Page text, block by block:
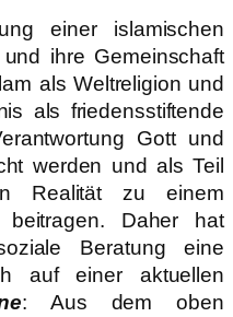
einer islamischen
ihre Gemeinschaft
als Weltreligion und
als friedensstiftende
Gott und
werden und als Teil
Realität zu einem
beitragen. Daher hat
Beratung eine
auf einer aktuellen
: Aus dem oben